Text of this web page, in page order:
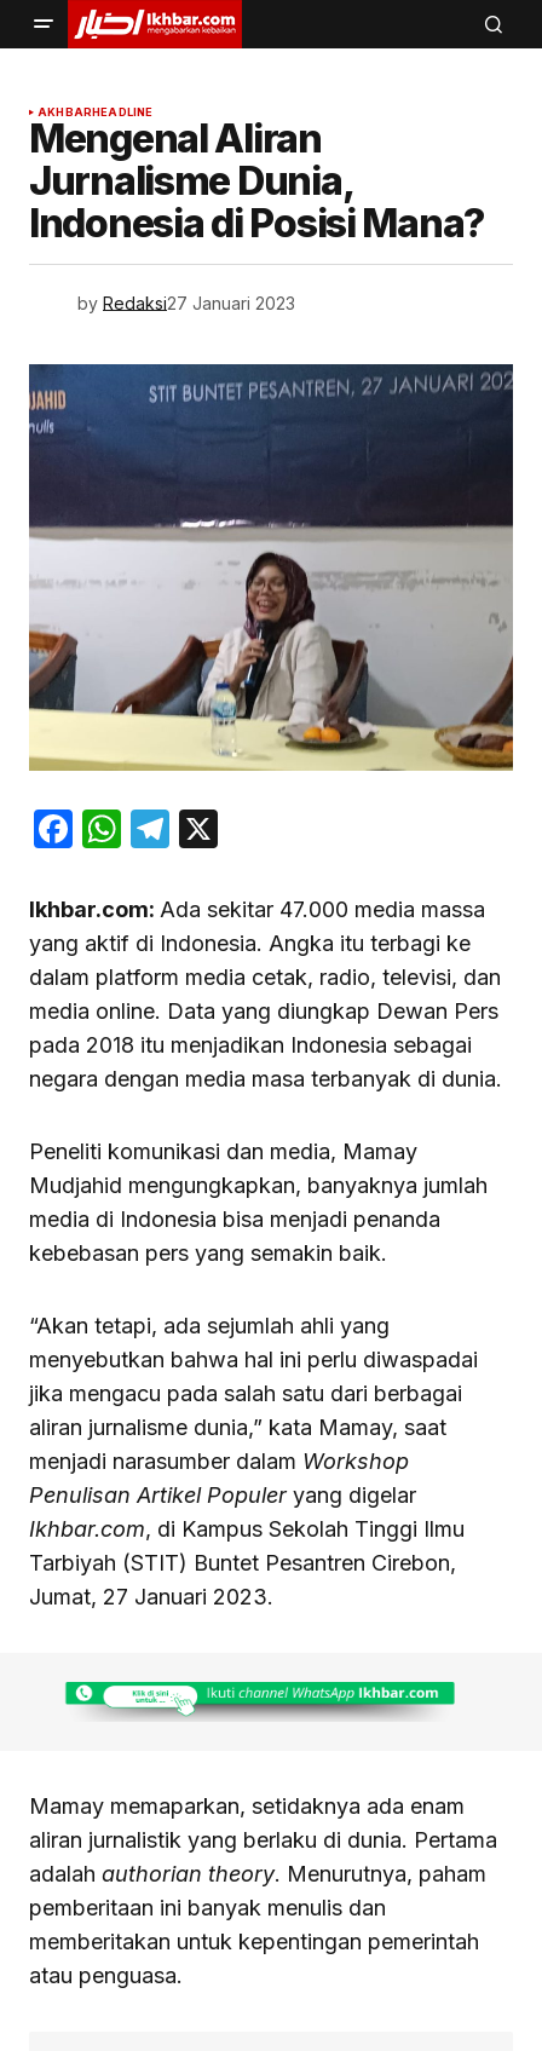
AKHBARHEADLINE
Mengenal Aliran
Jurnalisme Dunia,
Indonesia di Posisi Mana?
by Redaksi27 Januari 2023
Facebook
WhatsApp
Telegram
Ikhbar.com: Ada sekitar 47.000 media massa
yang aktif di Indonesia. Angka itu terbagi ke
dalam platform media cetak, radio, televisi, dan
media online. Data yang diungkap Dewan Pers
pada 2018 itu menjadikan Indonesia sebagai
negara dengan media masa terbanyak di dunia.
Peneliti komunikasi dan media, Mamay
Mudjahid mengungkapkan, banyaknya jumlah
media di Indonesia bisa menjadi penanda
kebebasan pers yang semakin baik.
“Akan tetapi, ada sejumlah ahli yang
menyebutkan bahwa hal ini perlu diwaspadai
jika mengacu pada salah satu dari berbagai
aliran jurnalisme dunia,” kata Mamay, saat
menjadi narasumber dalam Workshop
Penulisan Artikel Populeryang digelar
Ikhbar.com, di Kampus Sekolah Tinggi Ilmu
Tarbiyah (STIT) Buntet Pesantren Cirebon,
Jumat, 27 Januari 2023.
Mamay memaparkan, setidaknya ada enam
aliran jurnalistik yang berlaku di dunia. Pertama
adalah authorian theory. Menurutnya, paham
pemberitaan ini banyak menulis dan
memberitakan untuk kepentingan pemerintah
atau penguasa.